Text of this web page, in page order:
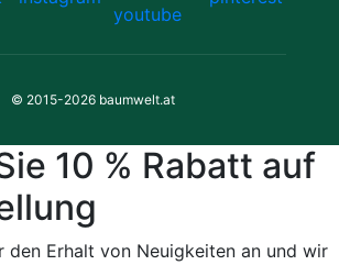
© 2015-2026 baumwelt.at
10 % Rabatt auf
den Erhalt von Neuigkeiten an und wir